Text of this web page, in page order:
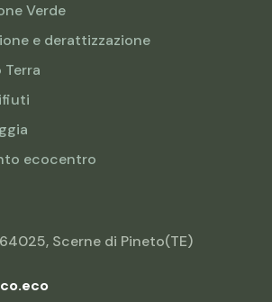
Verde
e derattizzazione
ecocentro
Scerne di Pineto(TE)